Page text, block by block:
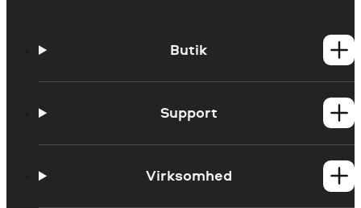
Butik
Mac-produkter
Support
Systemkrav
Virksomhed